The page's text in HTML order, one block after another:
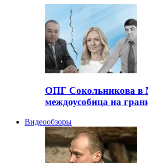
ОПГ Сокольникова в
междоусобица на
Видеообзоры